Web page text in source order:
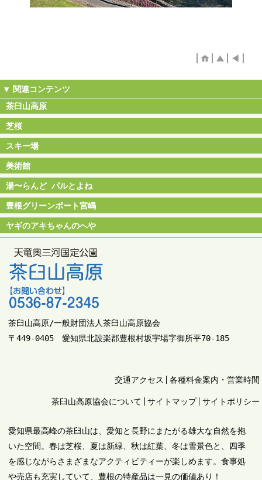
茶臼山高原
芝桜
スキー場
美術館
湯〜らんど パルとよね
豊根グリーンポート宮嶋
ヤギのアキちゃんのへや
茶臼山高原/一般財団法人茶臼山高原協会
〒449-0405 愛知県北設楽郡豊根村坂宇場字御所平70-185
交通アクセス 各種料金案内・営業時間
茶臼山高原協会について サイトマップ サイトポリシー
愛知県最高峰の茶臼山は、愛知と長野にまたがる雄大な自然を抱
いた空間。春は芝桜、夏は新緑、秋は紅葉、冬は雪景色と、四季
を感じながらさまざまなアクティビティーが楽しめます。食事処
や売店も充実していて、豊根の特産品は一見の価値あり！